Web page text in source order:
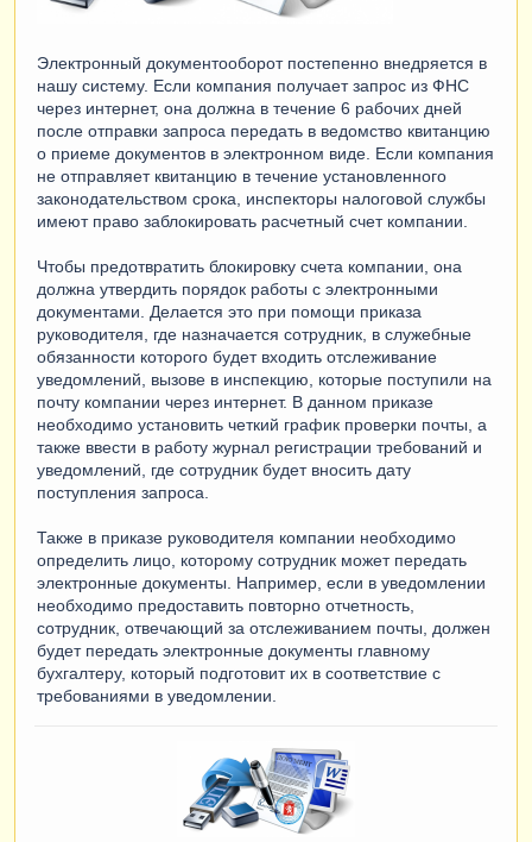
Электронный документооборот постепенно внедряется в
нашу систему. Если компания получает запрос из ФНС
через интернет, она должна в течение 6 рабочих дней
после отправки запроса передать в ведомство квитанцию
о приеме документов в электронном виде. Если компания
не отправляет квитанцию в течение установленного
законодательством срока, инспекторы налоговой службы
имеют право заблокировать расчетный счет компании.
Чтобы предотвратить блокировку счета компании, она
должна утвердить порядок работы с электронными
документами. Делается это при помощи приказа
руководителя, где назначается сотрудник, в служебные
обязанности которого будет входить отслеживание
уведомлений, вызове в инспекцию, которые поступили на
почту компании через интернет. В данном приказе
необходимо установить четкий график проверки почты, а
также ввести в работу журнал регистрации требований и
уведомлений, где сотрудник будет вносить дату
поступления запроса.
Также в приказе руководителя компании необходимо
определить лицо, которому сотрудник может передать
электронные документы. Например, если в уведомлении
необходимо предоставить повторно отчетность,
сотрудник, отвечающий за отслеживанием почты, должен
будет передать электронные документы главному
бухгалтеру, который подготовит их в соответствие с
требованиями в уведомлении.